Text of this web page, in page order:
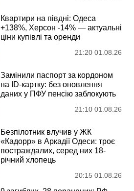
Квартири на півдні: Одеса
+138%, Херсон -14% — актуальні
ціни купівлі та оренди
21:20 01.08.26
Замінили паспорт за кордоном
на ID-картку: без оновлення
даних у ПФУ пенсію заблокують
21:10 01.08.26
Безпілотник влучив у ЖК
«Кадорр» в Аркадії Одеси: троє
постраждалих, серед них 18-
річний хлопець
20:15 01.08.26